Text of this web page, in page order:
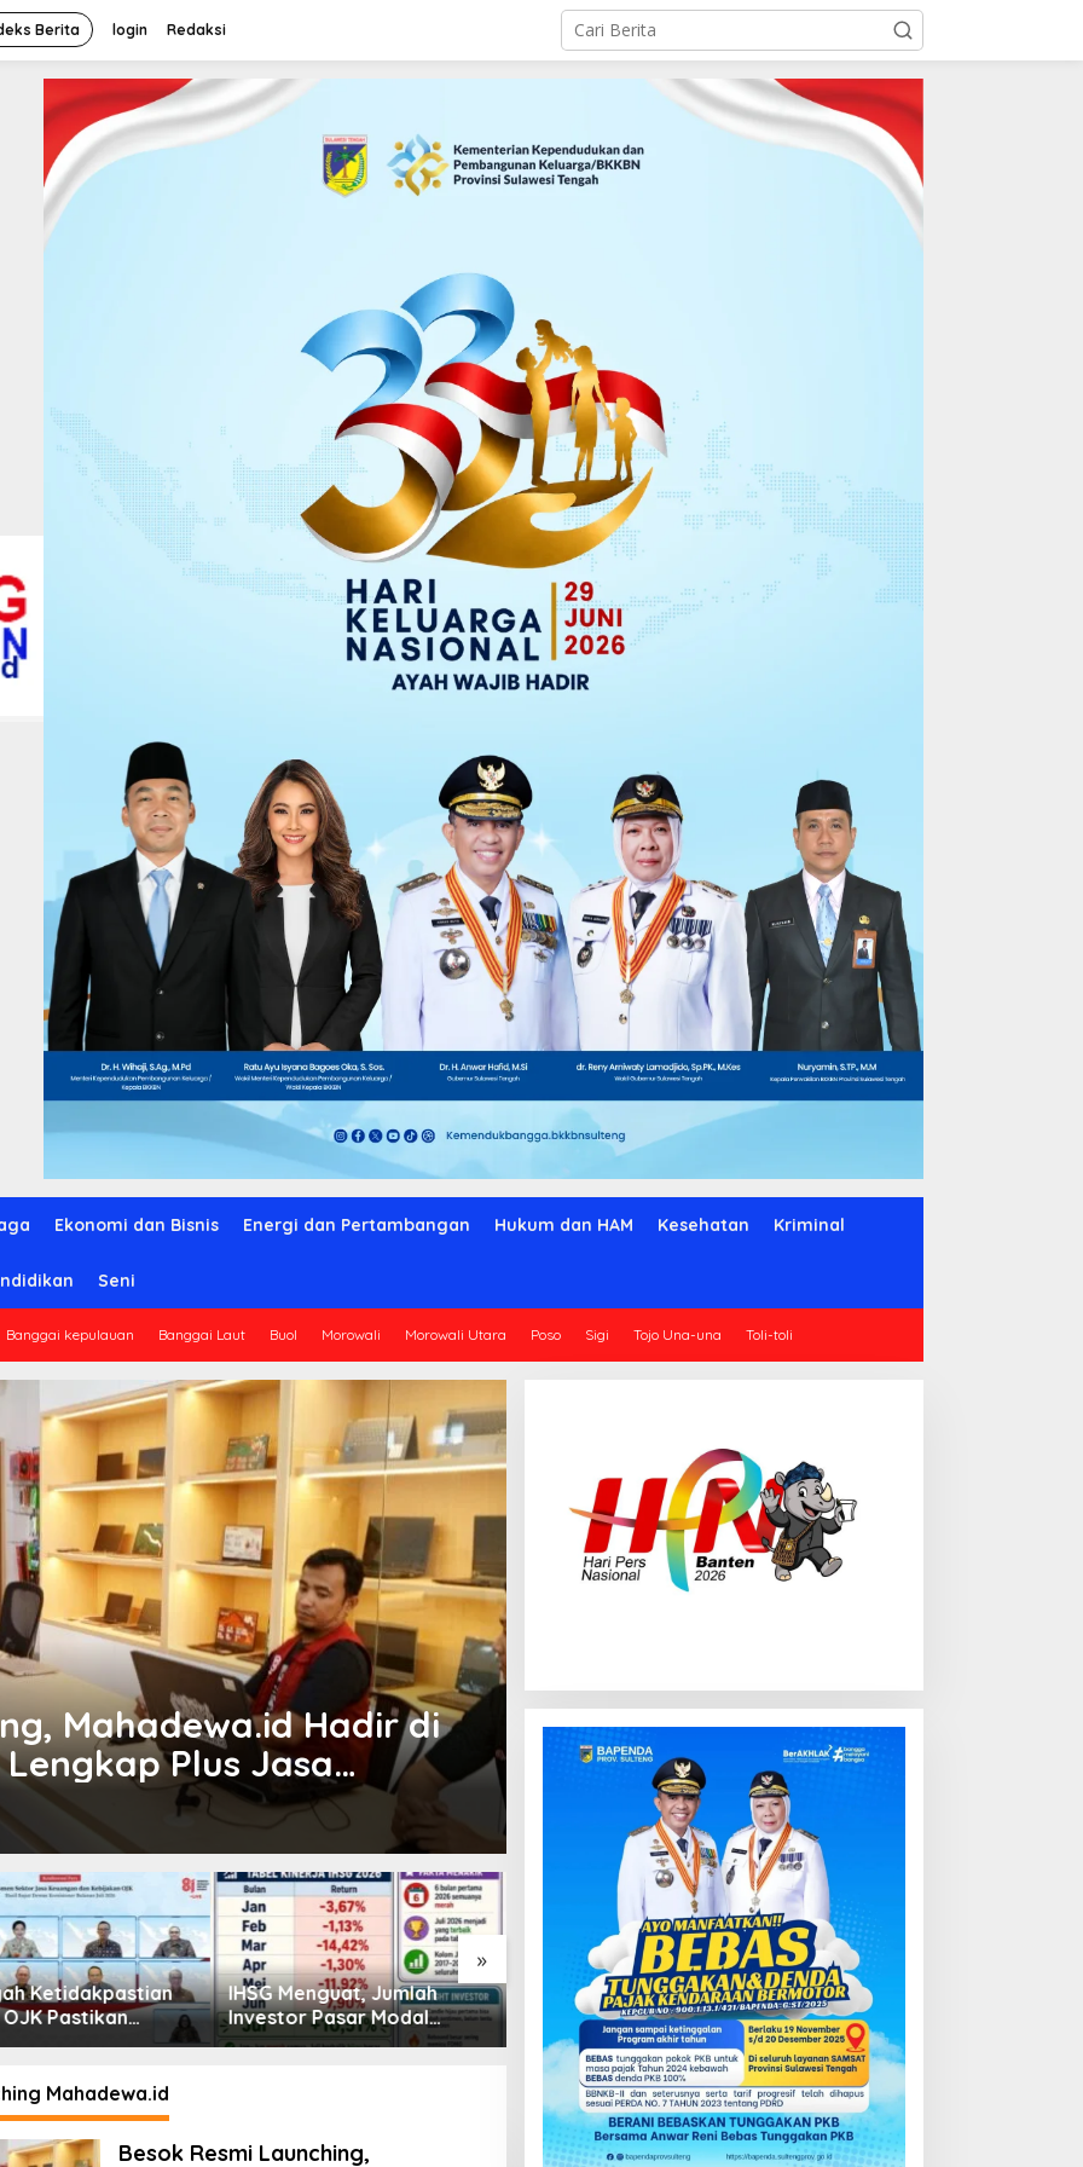
Berita login Redaksi
Ekonomi dan Bisnis Energi dan Pertambangan Hukum dan HAM Kesehatan Kriminal
Seni
Banggai kepulauan Banggai Laut Buol Morowali Morowali Utara Poso Sigi Tojo Una-una Toli-toli
Mahadewa.id Hadir di
Plus Jasa
»
Jumlah
Pasar Modal
Pembiayaan Tumbuh
Positif, Ini Kondisi Terkini
Sektor PVML hingga Juni
Kondisi Perkembangan
Sektor Asuransi,
Penjaminan dan Dana
Pensiun Juni 2026
Kredit Perbankan Tumbuh
12,67 Persen, Kualitas Aset
dan Ketahanan Modal
Tetap Kokoh Juni 2026
Mahadewa.id
Besok Resmi Launching,